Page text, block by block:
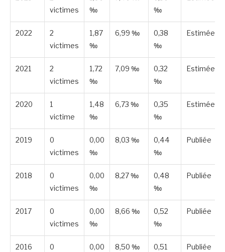
victimes
‰
‰
2022
2
victimes
1,87
‰
6,99 ‰
0,38
‰
Estimée
2021
2
victimes
1,72
‰
7,09 ‰
0,32
‰
Estimée
2020
1
victime
1,48
‰
6,73 ‰
0,35
‰
Estimée
2019
0
victimes
0,00
‰
8,03 ‰
0,44
‰
Publiée
2018
0
victimes
0,00
‰
8,27 ‰
0,48
‰
Publiée
2017
0
victimes
0,00
‰
8,66 ‰
0,52
‰
Publiée
2016
0
0,00
8,50 ‰
0,51
Publiée